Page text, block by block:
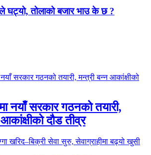
तोलाको बजार भाउ के छ ?
नयाँ सरकार गठनको तयारी,
दौड तीव्र